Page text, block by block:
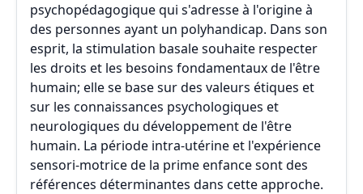
psychopédagogique qui s'adresse à l'origine à
des personnes ayant un polyhandicap. Dans son
esprit, la stimulation basale souhaite respecter
les droits et les besoins fondamentaux de l'être
humain; elle se base sur des valeurs étiques et
sur les connaissances psychologiques et
neurologiques du développement de l'être
humain. La période intra-utérine et l'expérience
sensori-motrice de la prime enfance sont des
références déterminantes dans cette approche.